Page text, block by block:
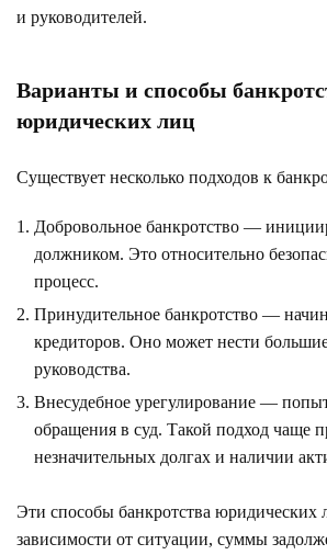
и руководителей.
Варианты и способы
юридических лиц
Существует несколько подходов к
Добровольное банкротство —
должником. Это относительно
процесс.
Принудительное банкротство —
кредиторов. Оно может нести
руководства.
Внесудебное урегулирование —
обращения в суд. Такой подход чаще
незначительных долгах и наличии
Эти способы банкротства юридических
зависимости от ситуации, суммы